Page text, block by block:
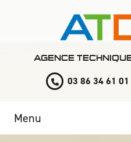
AGENCE
03 86 34 61 01
Menu